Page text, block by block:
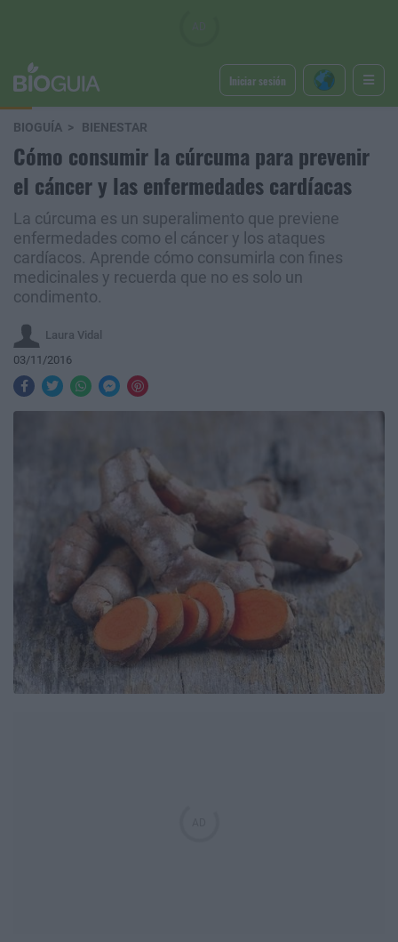
Iniciar sesión
BIOGUÍA BIENESTAR
Cómo consumir la cúrcuma para prevenir
el cáncer y las enfermedades cardíacas
La cúrcuma es un superalimento que previene
enfermedades como el cáncer y los ataques
cardíacos. Aprende cómo consumirla con fines
medicinales y recuerda que no es solo un
condimento.
Laura Vidal
03/11/2016